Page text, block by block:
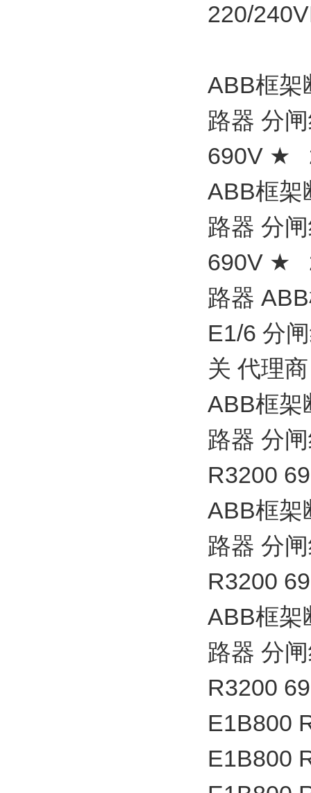
220/
ABB框架
路器 分
690V ★
ABB框架
路器 分
690V ★
路器
E1/6 分
关 代理商
ABB框架
路器 分
R3200
ABB框架
路器 分
R3200
ABB框架
路器 分
R3200
E1B800
E1B800